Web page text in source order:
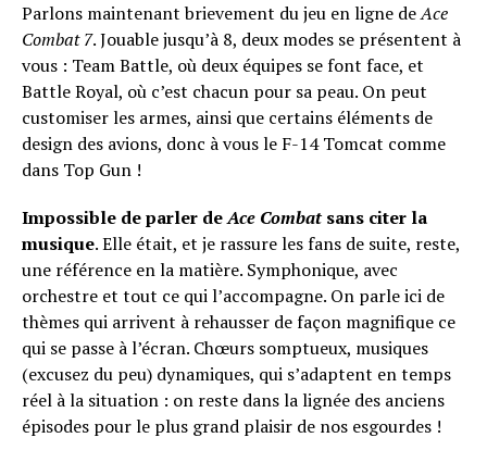
Parlons maintenant brievement du jeu en ligne deAce
Combat 7. Jouable jusqu’à 8, deux modes se présentent à
vous : Team Battle, où deux équipes se font face, et
Battle Royal, où c’est chacun pour sa peau. On peut
customiser les armes, ainsi que certains éléments de
design des avions, donc à vous le F-14 Tomcat comme
dans Top Gun !
Impossible de parler deAce Combatsans citer la
musique. Elle était, et je rassure les fans de suite, reste,
une référence en la matière. Symphonique, avec
orchestre et tout ce qui l’accompagne. On parle ici de
thèmes qui arrivent à rehausser de façon magnifique ce
qui se passe à l’écran. Chœurs somptueux, musiques
(excusez du peu) dynamiques, qui s’adaptent en temps
réel à la situation : on reste dans la lignée des anciens
épisodes pour le plus grand plaisir de nos esgourdes !